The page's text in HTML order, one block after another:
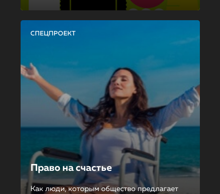
СПЕЦПРОЕКТ
Право на счастье
Как люди, которым общество предлагает